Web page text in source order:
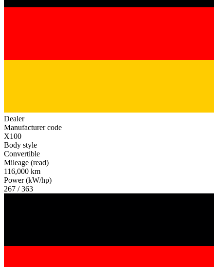
Dealer
Manufacturer code
X100
Body style
Convertible
Mileage (read)
116,000 km
Power (kW/hp)
267 / 363